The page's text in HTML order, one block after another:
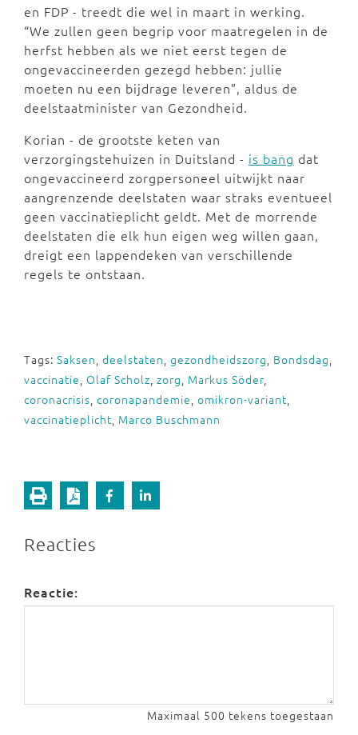
en FDP - treedt die wel in maart in werking.
“We zullen geen begrip voor maatregelen in de
herfst hebben als we niet eerst tegen de
ongevaccineerden gezegd hebben: jullie
moeten nu een bijdrage leveren”, aldus de
deelstaatminister van Gezondheid.
Korian - de grootste keten van
verzorgingstehuizen in Duitsland - is bang dat
ongevaccineerd zorgpersoneel uitwijkt naar
aangrenzende deelstaten waar straks eventueel
geen vaccinatieplicht geldt. Met de morrende
deelstaten die elk hun eigen weg willen gaan,
dreigt een lappendeken van verschillende
regels te ontstaan.
Tags: Saksen, deelstaten, gezondheidszorg, Bondsdag,
vaccinatie, Olaf Scholz, zorg, Markus Söder,
coronacrisis, coronapandemie, omikron-variant,
vaccinatieplicht, Marco Buschmann
Reacties
Reactie:
Maximaal 500 tekens toegestaan